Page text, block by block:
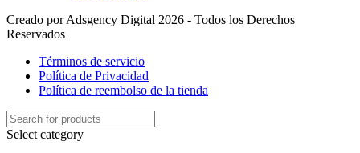
Creado por Adsgency Digital 2026 - Todos los Derechos
Reservados
Términos de servicio
Política de Privacidad
Política de reembolso de la tienda
Select category